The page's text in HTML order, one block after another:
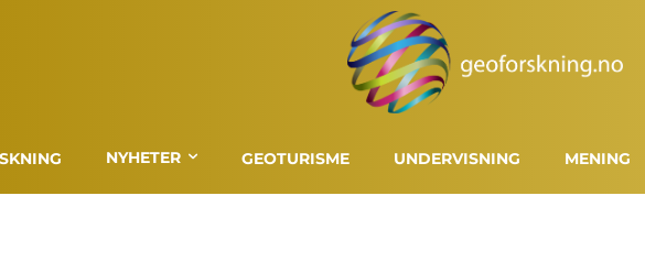
NYHETER GEOTURISME UNDERVISNING MENING